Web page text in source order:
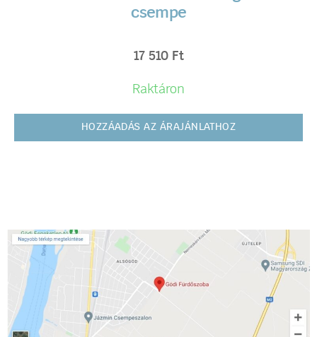
csempe
17 510 Ft
Raktáron
HOZZÁADÁS AZ ÁRAJÁNLATHOZ